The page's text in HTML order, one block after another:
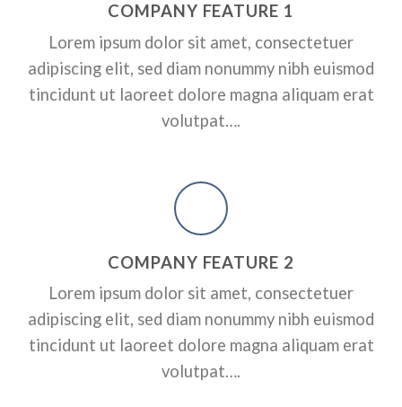
ADD SOME
nonummy nibh euismod
erat volutpat….
ut laoreet dolore magna
COMPANY FEATURE 1
Lorem ipsum dolor sit amet, consectetuer
adipiscing elit, sed diam nonummy nibh euismod
tincidunt ut laoreet dolore magna aliquam erat
volutpat….
COMPANY FEATURE 2
Lorem ipsum dolor sit amet, consectetuer
adipiscing elit, sed diam nonummy nibh euismod
tincidunt ut laoreet dolore magna aliquam erat
volutpat….